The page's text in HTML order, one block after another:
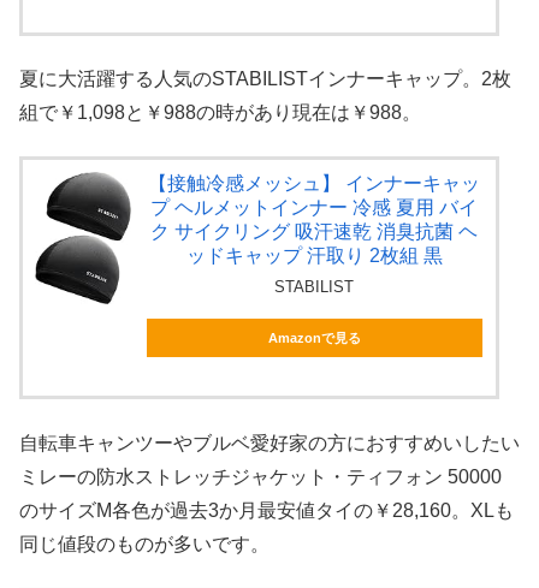
夏に大活躍する人気のSTABILISTインナーキャップ。2枚
組で￥1,098と￥988の時があり現在は￥988。
【接触冷感メッシュ】 インナーキャッ
プ ヘルメットインナー 冷感 夏用 バイ
ク サイクリング 吸汗速乾 消臭抗菌 ヘ
ッドキャップ 汗取り 2枚組 黒
STABILIST
Amazonで見る
自転車キャンツーやブルベ愛好家の方におすすめいしたい
ミレーの防水ストレッチジャケット・ティフォン 50000
のサイズM各色が過去3か月最安値タイの￥28,160。XLも
同じ値段のものが多いです。